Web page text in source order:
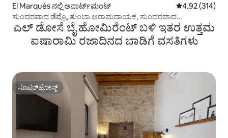
El Marqués ನಲ್ಲಿ ಅಪಾರ್ಟ್‌ಮಂಟ್ 5 ರಲ್ಲಿ 4.92
4.92 (314)
ಸುಂದರವಾದ ಡೆಪ್ಟೊ, ತುಂಬಾ ಆರಾಮದಾಯಕ, ಸುಂದರವಾದ
ನೋಟದೊಂದಿಗೆ
ಎಲ್ ಡೋಸೆ ಬೈ ಹೋಮಿರೆಂಟ್ ಬಳಿ ಇತರ ಉತ್ತಮ
ಐಷಾರಾಮಿ ರಜಾದಿನದ ಬಾಡಿಗೆ ವಸತಿಗಳು
ಸೂಪರ್‌ಹೋಸ್ಟ್
ಸೂಪರ್‌ಹೋಸ್ಟ್